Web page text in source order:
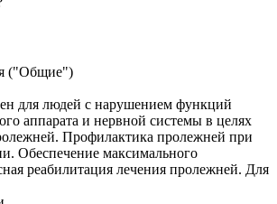
("Общие")
для людей с нарушением функций
аппарата и нервной системы в целях
Профилактика пролежней при
Обеспечение максимального
реабилитация лечения пролежней. Для